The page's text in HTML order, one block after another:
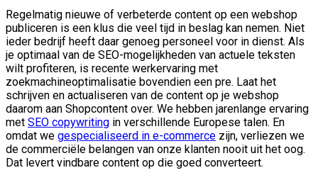
Regelmatig nieuwe of verbeterde content op een webshop
publiceren is een klus die veel tijd in beslag kan nemen. Niet
ieder bedrijf heeft daar genoeg personeel voor in dienst. Als
je optimaal van de SEO-mogelijkheden van actuele teksten
wilt profiteren, is recente werkervaring met
zoekmachineoptimalisatie bovendien een pre. Laat het
schrijven en actualiseren van de content op je webshop
daarom aan Shopcontent over. We hebben jarenlange ervaring
met SEO copywriting in verschillende Europese talen. En
omdat we gespecialiseerd in e-commerce zijn, verliezen we
de commerciële belangen van onze klanten nooit uit het oog.
Dat levert vindbare content op die goed converteert.